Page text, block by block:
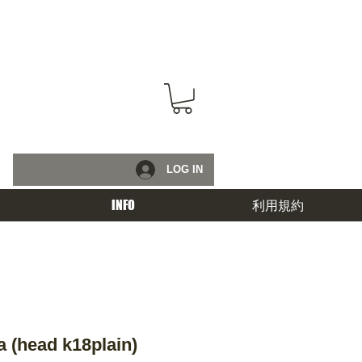
LOG IN
INFO 利用規約
(head k18plain)